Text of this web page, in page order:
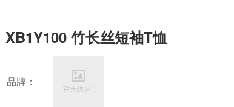
XB1Y100 竹长丝短袖T恤
品牌：